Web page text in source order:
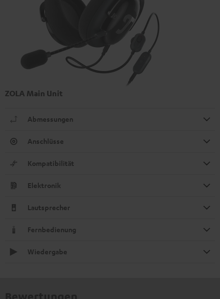
ZOLA Main Unit
Abmessungen
Anschlüsse
Kompatibilität
Elektronik
Lautsprecher
Fernbedienung
Wiedergabe